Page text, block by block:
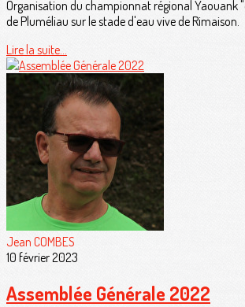
Organisation du championnat régional Yaouank
de Pluméliau sur le stade d'eau vive de Rimaison.
Lire la suite...
Jean COMBES
10 février 2023
Assemblée Générale 2022